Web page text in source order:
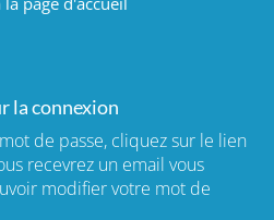
la connexion
de passe, cliquez sur le lien
recevrez un email vous
modifier votre mot de